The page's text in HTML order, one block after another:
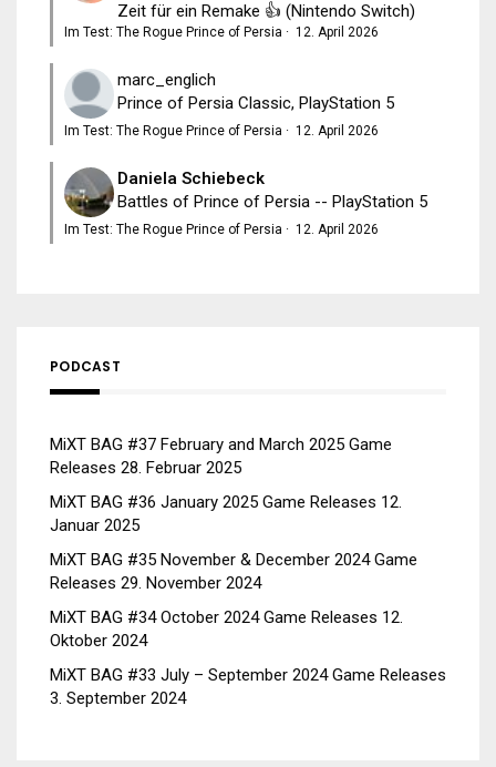
Zeit für ein Remake 👍 (Nintendo Switch)
Im Test: The Rogue Prince of Persia · 12. April 2026
marc_englich
Prince of Persia Classic, PlayStation 5
Im Test: The Rogue Prince of Persia · 12. April 2026
Daniela Schiebeck
Battles of Prince of Persia -- PlayStation 5
Im Test: The Rogue Prince of Persia · 12. April 2026
PODCAST
MiXT BAG #37 February and March 2025 Game
Releases 28. Februar 2025
MiXT BAG #36 January 2025 Game Releases 12.
Januar 2025
MiXT BAG #35 November & December 2024 Game
Releases 29. November 2024
MiXT BAG #34 October 2024 Game Releases 12.
Oktober 2024
MiXT BAG #33 July – September 2024 Game Releases
3. September 2024